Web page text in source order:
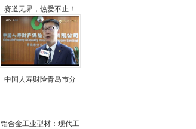
赛道无界，热爱不止！
中国人寿财险青岛市分
铝合金工业型材：现代工